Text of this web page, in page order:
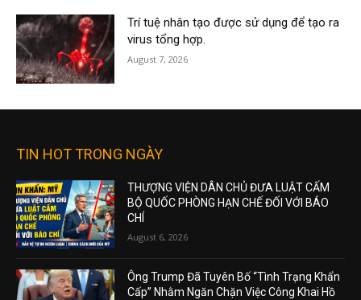
Trí tuệ nhân tạo được sử dụng để tạo ra
virus tổng hợp.
August 7, 2026
TIN HOT TRONG NGÀY
THƯỢNG VIỆN DÂN CHỦ ĐƯA LUẬT CẤM
BỘ QUỐC PHÒNG HẠN CHẾ ĐỐI VỚI BÁO
CHÍ
August 6, 2026
Ông Trump Đã Tuyên Bố “Tình Trạng Khẩn
Cấp” Nhằm Ngăn Chặn Việc Công Khai Hồ